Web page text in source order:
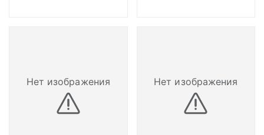
Нет изображения Нет изображения